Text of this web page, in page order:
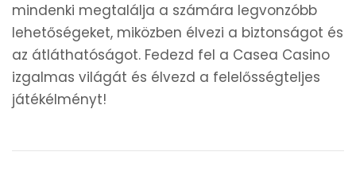
mindenki megtalálja a számára legvonzóbb
lehetőségeket, miközben élvezi a biztonságot és
az átláthatóságot. Fedezd fel a Casea Casino
izgalmas világát és élvezd a felelősségteljes
játékélményt!